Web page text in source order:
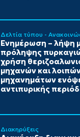
Δελτία τύπου -
Ενημέρωση – λήψη
πρόληψης
χρήση
μηχανών και
μηχανημάτων
αντιπυρικής
Διακηρύξεις